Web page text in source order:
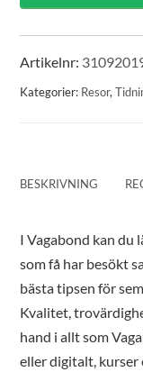
Artikelnr:
Kategorier: Resor,
BESKRIVNING
I Vagabond kan du
som få har besökt
bästa tipsen för
Kvalitet,
hand i allt som
eller digitalt, kurser